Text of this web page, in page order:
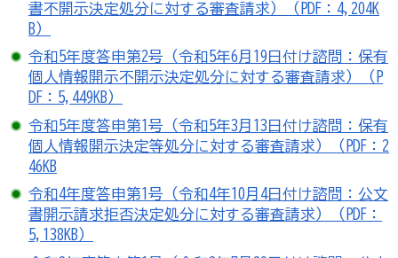
書不開示決定処分に対する審査請求）（PDF：4,204K
B）
令和5年度答申第2号（令和5年6月19日付け諮問：保有
個人情報開示不開示決定処分に対する審査請求）（P
DF：5,449KB）
令和5年度答申第1号（令和5年3月13日付け諮問：保有
個人情報開示決定等処分に対する審査請求）（PDF：2
46KB
令和4年度答申第1号（令和4年10月4日付け諮問：公文
書開示請求拒否決定処分に対する審査請求）（PDF：
5,138KB）